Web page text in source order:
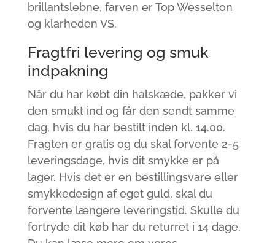
brillantslebne, farven er Top Wesselton
og klarheden VS.
Fragtfri levering og smuk
indpakning
Når du har købt din halskæde, pakker vi
den smukt ind og får den sendt samme
dag, hvis du har bestilt inden kl. 14.00.
Fragten er gratis og du skal forvente 2-5
leveringsdage, hvis dit smykke er på
lager. Hvis det er en bestillingsvare eller
smykkedesign af eget guld, skal du
forvente længere leveringstid. Skulle du
fortryde dit køb har du returret i 14 dage.